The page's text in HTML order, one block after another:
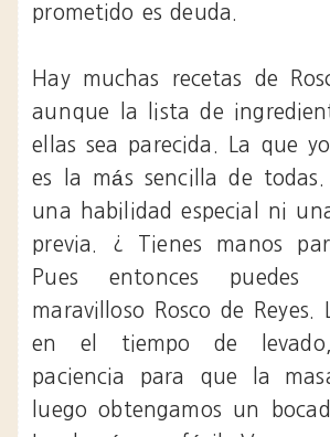
prometido es deuda.
Hay muchas recetas de
aunque la lista de
ellas sea parecida. La que
es la más sencilla de
una habilidad especial ni
previa. ¿ Tienes manos
Pues entonces puedes
maravilloso Rosco de Reyes.
en el tiempo de
paciencia para que la
luego obtengamos un